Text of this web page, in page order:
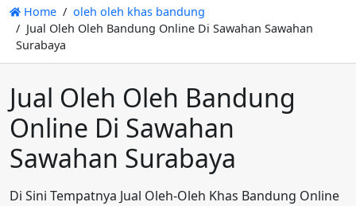
Home
oleh oleh khas bandung
Jual Oleh Oleh Bandung Online Di Sawahan Sawahan
Surabaya
Jual Oleh Oleh Bandung
Online Di Sawahan
Sawahan Surabaya
Di Sini Tempatnya Jual Oleh-Oleh Khas Bandung Online